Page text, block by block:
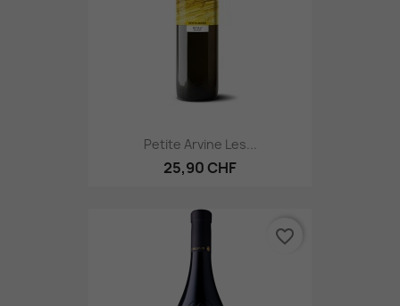
Petite Arvine Les...
25,90 CHF
favorite_border